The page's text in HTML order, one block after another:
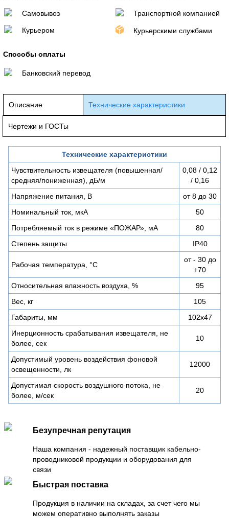
Самовывоз
Курьером
Транспортной компанией
Курьерскими службами
Способы оплаты
Банковский перевод
Описание Технические характеристики
Чертежи и ГОСТы
Технические характеристики
Чувствительность извещателя (повышенная/
средняя/пониженная), дБ/м
0,08 / 0,12
/ 0,16
Напряжение питания, В
от 8 до 30
Номинальный ток, мкА
50
Потребляемый ток в режиме «ПОЖАР», мА
80
Степень защиты
IP40
Рабочая температура, °С
от - 30 до
+70
Относительная влажность воздуха, %
95
Вес, кг
105
Габариты, мм
102х47
Инерционность срабатывания извещателя, не
более, сек
10
Допустимый уровень воздействия фоновой
освещенности, лк
12000
Допустимая скорость воздушного потока, не
более, м/сек
20
Безупречная репутация
Наша компания - надежный поставщик кабельно-
проводниковой продукции и оборудования для
связи
Быстрая поставка
Продукция в наличии на складах, за счет чего мы
можем оперативно выполнять заказы